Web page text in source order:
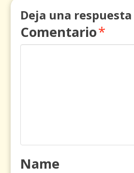
Deja una respuesta
Comentario*
Name